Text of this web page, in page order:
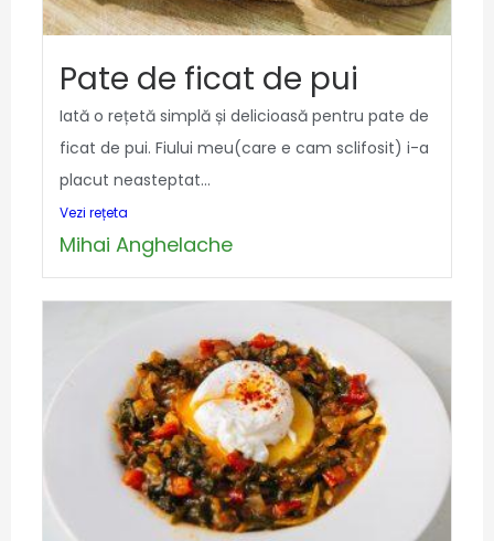
Pate de ficat de pui
Iată o rețetă simplă și delicioasă pentru pate de
ficat de pui. Fiului meu(care e cam sclifosit) i-a
placut neasteptat...
Vezi rețeta
Mihai Anghelache